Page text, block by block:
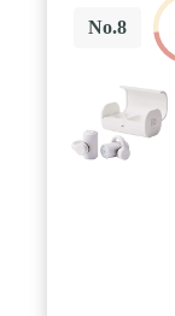
No.8